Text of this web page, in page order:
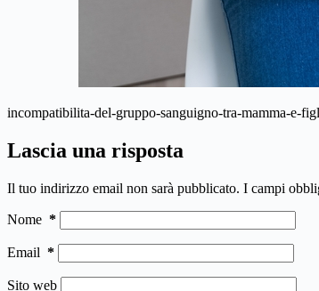
incompatibilita-del-gruppo-sanguigno-tra-mamma-e-
Lascia una risposta
Il tuo indirizzo email non sarà pubblicato. I campi
Nome *
Email *
Sito web